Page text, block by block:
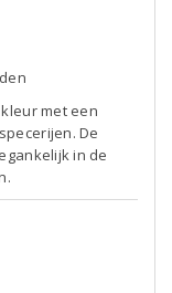
met een
De
in de